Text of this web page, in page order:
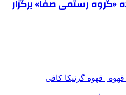
«گروه رستمی صفا» برگزار
| قهوه گرنیکا کافی